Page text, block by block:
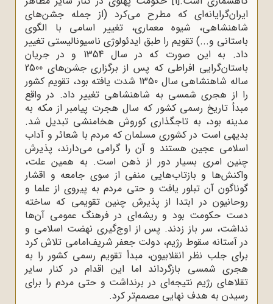
ایران‌گرایانه‌ای که مطرح می‌کرد (از جمله جشن‌های
شاهنشاهی، شیوه معماری، تغییر اسامی با الگوی
باستانی و...) تقویم را طبق ایدئولوژی ناسیونالیستی تغییر
داد. به این صورت که در سال 1354 و در جریان
باستان‌گرایی افراطی که پس از برگزاری جشن‌های 2500
ساله شاهنشاهی سال 1350 شدت یافته بود، تقویم کشور
را از هجری شمسی به شاهنشاهی تغییر داد. در واقع
مبدأ تاریخ رسمی کشور که سال هجرت پیامبر از مکه به
مدینه بود، به تاجگذاری کوروش هخامنشی تبدیل شد.
بدیهی است در کشوری مسلمان که مردم با شعائر و آداب
اسلامی عجین هستند و آن را گرامی می‌دارند، پذیرش
چنین امری بسیار دور از ذهن است. به همین علت،
واکنش‌ها و بازتاب‌هایی منفی از سوی جامعه و اقشار
گوناگون آن تبلور یافت و حتی مردم به پیروی از علما و
روحانیون در ابتدا از پذیرش چنین تقویمی که ساخته
دست حکومت بود و ریشه‌ای در فرهنگ عمومی آن‌ها
نداشت، سر باز زدند. پس از اوج‌گیری نهضت اسلامی و
در آستانه سقوط رژیم، دولت جعفر شریف‌امامی تلاش کرد
برای جلب نظر انقلابیون، مبدأ تقویم رسمی کشور را به
هجری شمسی بازگرداند اما این اقدام در کنار سایر
تقلاهای رژیم نتیجه‌ای در برنداشت و حتی مردم را برای
رسیدن به هدف نهایی مصمم‌تر کرد.